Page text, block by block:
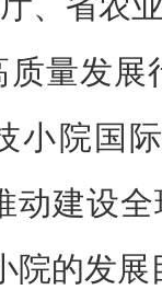
量发展
小院国
动建设
院的发展